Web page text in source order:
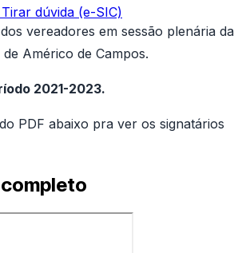
Tirar dúvida (e-SIC)
vereadores em sessão plenária da
Américo de Campos.
2021-2023.
PDF abaixo pra ver os signatários